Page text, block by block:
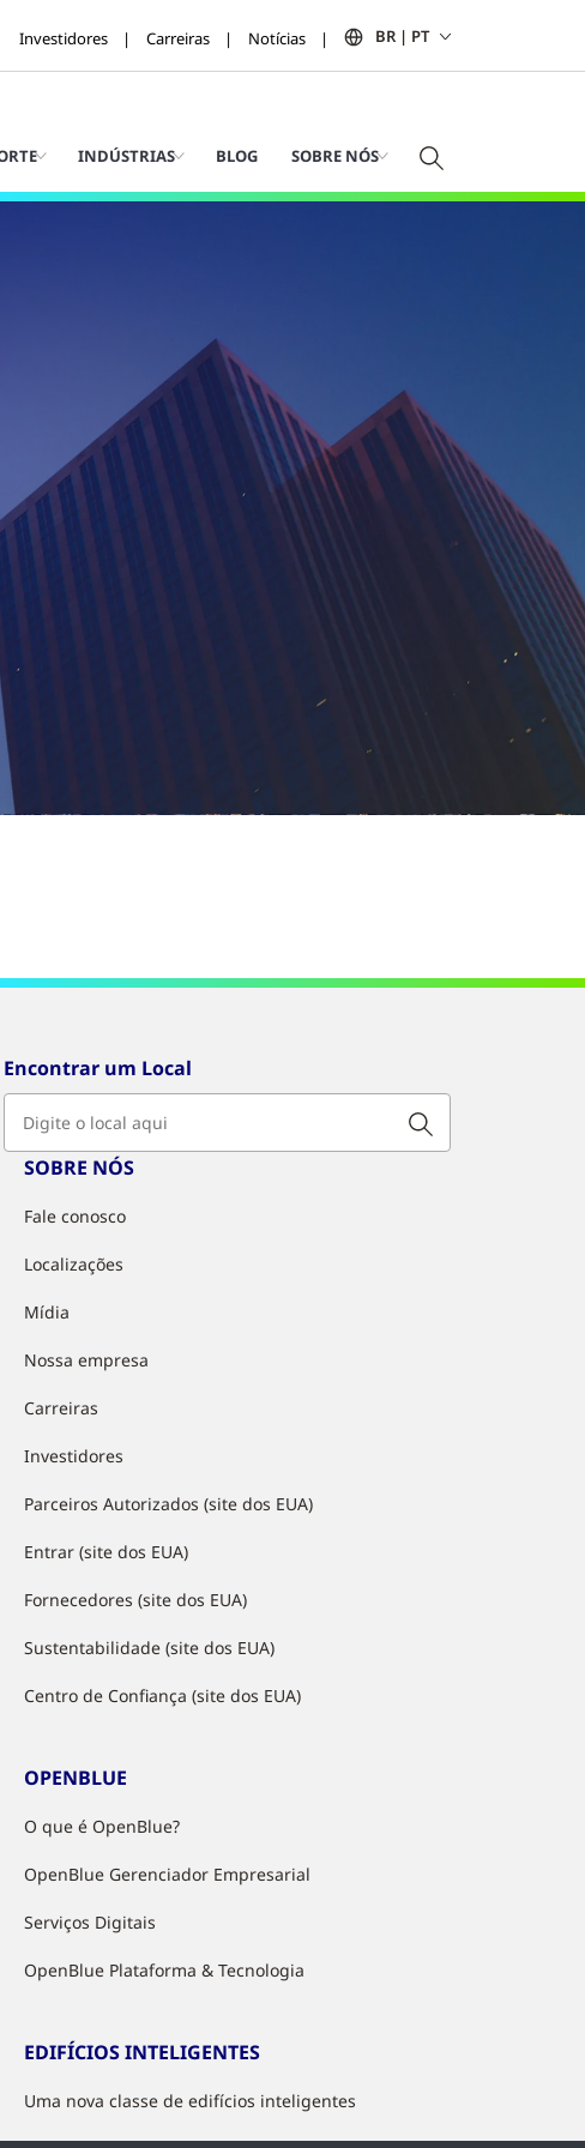
Investidores Carreiras Notícias BR | PT
INDÚSTRIAS BLOG SOBRE NÓS
Encontrar um Local
SOBRE NÓS
Fale conosco
Localizações
Mídia
Nossa empresa
Carreiras
Investidores
Parceiros Autorizados (site dos EUA)
Entrar (site dos EUA)
Fornecedores (site dos EUA)
Sustentabilidade (site dos EUA)
Centro de Confiança (site dos EUA)
OPENBLUE
O que é OpenBlue?
OpenBlue Gerenciador Empresarial
Serviços Digitais
OpenBlue Plataforma & Tecnologia
EDIFÍCIOS INTELIGENTES
Uma nova classe de edifícios inteligentes